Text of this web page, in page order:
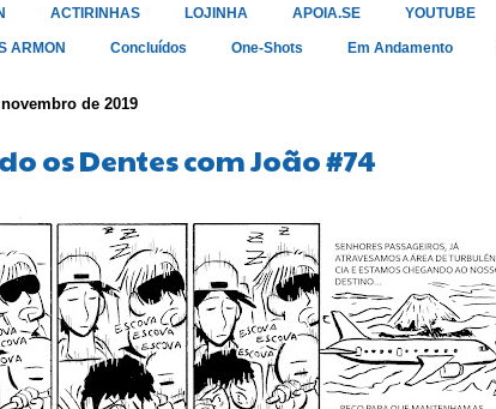
ACTIRINHAS LOJINHA APOIA.SE YOUTUBE
ARMON Concluídos One-Shots Em Andamento
de 2019
os Dentes com João #74